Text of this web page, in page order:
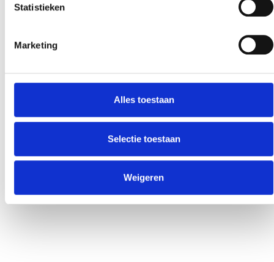
Statistieken
Marketing
Alles toestaan
Selectie toestaan
Weigeren